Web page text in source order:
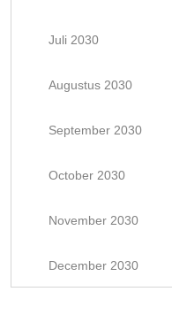
Juli 2030
Augustus 2030
September 2030
October 2030
November 2030
December 2030